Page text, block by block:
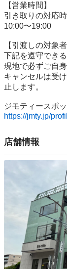
【営業時間】
引き取りの対応
10:00〜19:00
【引渡しの対象
下記を遵守でき
現地で必ずご⾃
キャンセルは受
⽌します。
https://jmty.jp/
店舗情報